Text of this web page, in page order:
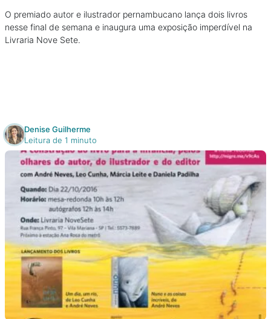
Colunas
E-Books
Eventos
Podcast
Assine
Taba na Escola
O premiado autor e ilustrador pernambucano lança dois livros
nesse final de semana e inaugura uma exposição imperdível na
Livraria Nove Sete.
Denise Guilherme
Leitura de 1 minuto